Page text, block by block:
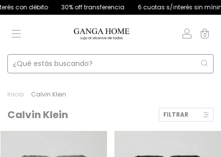
con débito 30% off transferencia 6 cuotas s/interés sin
0
Inicio . Calvin Klein
Calvin Klein FILTRAR